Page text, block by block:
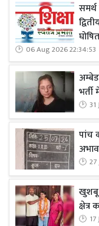
घोषित
06 Aug 2026 22:34:53
पांच
खुशबू
क्षेत्र